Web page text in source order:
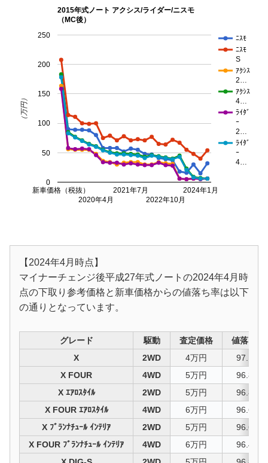
2015年式ノート アクシス/ライダー/ニスモ
（MC後）
ﾆｽﾓ
ﾆｽﾓ
S
ｱｸｼｽ
2…
ｱｸｼｽ
4…
ﾗｲﾀﾞ
ｰ
2…
ﾗｲﾀﾞ
ｰ
4…
新車価格（税抜）
2020年4月
2021年7月
2022年10月
2024年1月
0
50
100
150
200
250
（万円）
【2024年4月時点】
マイナーチェンジ後平成27年式ノートの2024年4月時
点の下取り参考価格と新車価格からの値落ち率は以下
の通りとなっています。
グレード 駆動 査定価格
値落ち率
X
2WD 4万円
97.1%
X FOUR
4WD 5万円
96.8%
X ｴｱﾛｽﾀｲﾙ
2WD 5万円
96.8%
X FOUR ｴｱﾛｽﾀｲﾙ
4WD 6万円
96.6%
X ﾌﾞﾗﾝﾅﾁｭｰﾙ ｲﾝﾃﾘｱ
2WD 5万円
96.6%
X FOUR ﾌﾞﾗﾝﾅﾁｭｰﾙ ｲﾝﾃﾘｱ
4WD 6万円
96.4%